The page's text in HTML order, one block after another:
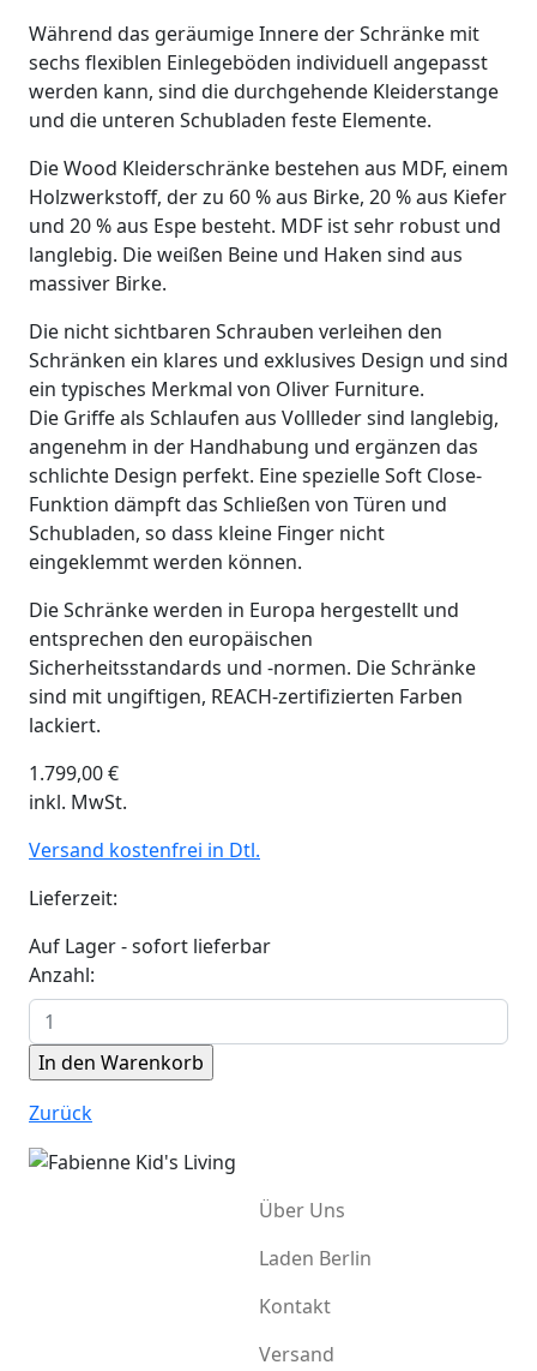
Während das geräumige Innere der Schränke mit
sechs flexiblen Einlegeböden individuell angepasst
werden kann, sind die durchgehende Kleiderstange
und die unteren Schubladen feste Elemente.
Die Wood Kleiderschränke bestehen aus MDF, einem
Holzwerkstoff, der zu 60 % aus Birke, 20 % aus Kiefer
und 20 % aus Espe besteht. MDF ist sehr robust und
langlebig. Die weißen Beine und Haken sind aus
massiver Birke.
Die nicht sichtbaren Schrauben verleihen den
Schränken ein klares und exklusives Design und sind
ein typisches Merkmal von Oliver Furniture.
Die Griffe als Schlaufen aus Vollleder sind langlebig,
angenehm in der Handhabung und ergänzen das
schlichte Design perfekt. Eine spezielle Soft Close-
Funktion dämpft das Schließen von Türen und
Schubladen, so dass kleine Finger nicht
eingeklemmt werden können.
Die Schränke werden in Europa hergestellt und
entsprechen den europäischen
Sicherheitsstandards und -normen. Die Schränke
sind mit ungiftigen, REACH-zertifizierten Farben
lackiert.
1.799,00€
inkl. MwSt.
Versand kostenfrei in Dtl.
Lieferzeit:
Auf Lager - sofort lieferbar
Anzahl:
Zurück
Über Uns
Laden Berlin
Kontakt
Versand